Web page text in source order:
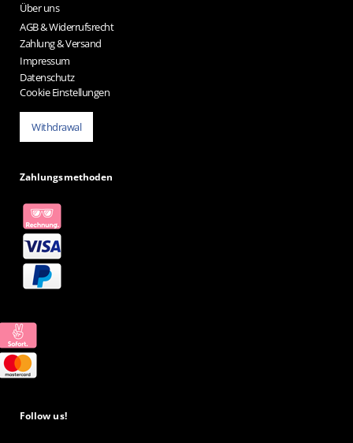
Über uns
AGB & Widerrufsrecht
Zahlung & Versand
Impressum
Datenschutz
Cookie Einstellungen
Withdrawal
Zahlungsmethoden
Follow us!